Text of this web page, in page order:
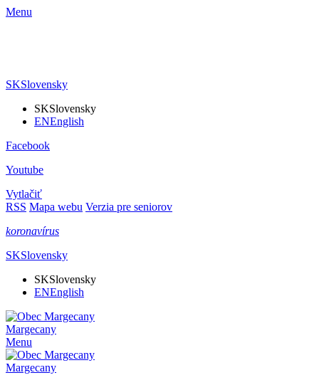
Menu
SKSlovensky
SKSlovensky
ENEnglish
Facebook
Youtube
Vytlačiť
RSS Mapa webu Verzia pre seniorov
koronavírus
SKSlovensky
SKSlovensky
ENEnglish
Margecany
Menu
Margecany